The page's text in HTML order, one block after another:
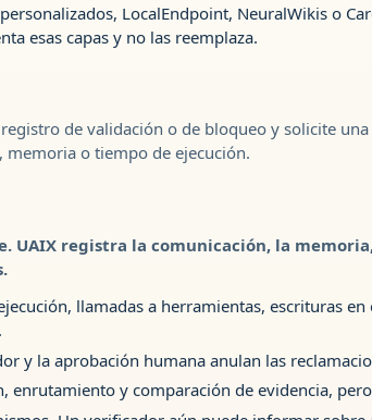
LocalEndpoint, NeuralWikis o
esas capas y no las reemplaza.
de validación o de bloqueo y solicite
memoria o tiempo de ejecución.
UAIX registra la comunicación, la
llamadas a herramientas, escrituras
y la aprobación humana anulan las
enrutamiento y comparación de evidencia,